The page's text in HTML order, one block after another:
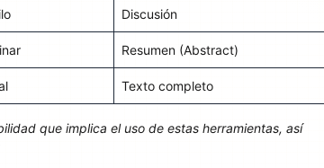
Discusión
Resumen (Abstract)
Texto completo
que implica el uso de estas herramientas, así